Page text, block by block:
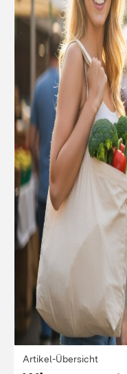
Artikel-Übersicht